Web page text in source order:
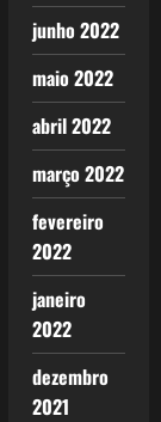
junho 2022
maio 2022
abril 2022
março 2022
fevereiro
2022
janeiro
2022
dezembro
2021